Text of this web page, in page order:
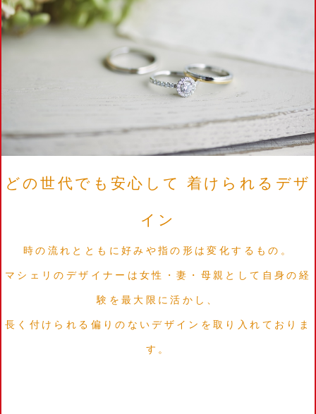
どの世代でも安心して 着けられるデザ
イン
時の流れとともに好みや指の形は変化するもの。
マシェリのデザイナーは女性・妻・母親として自身の経
験を最大限に活かし、
長く付けられる偏りのないデザインを取り入れておりま
す。